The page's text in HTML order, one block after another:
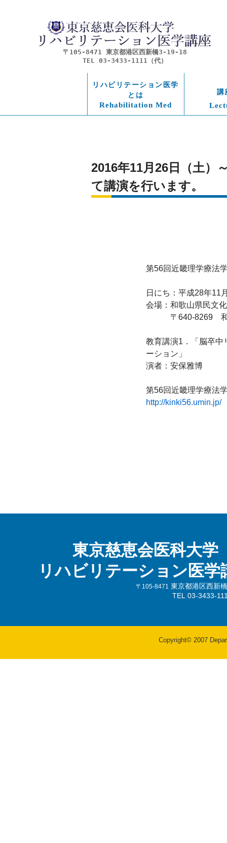
〒105-8471 東京都港区西新橋3-19-18
TEL 03-3433-1111（代）
リハビリテーション医学
とは
Rehabilitation Med
講
2016年11月26日（土）
て講演を行います。
第56回近畿理学療法
日にち：平成28年11
会場：和歌山県民文
〒640-8269　和
教育講演1．「脳卒
ーション」
演者：安保雅博
http://kinki56.umin.jp/
東京慈恵会医科大学
リハビリテーション医学
〒105-8471
東京都港区西新
TEL 03-3433-
Copyright© 2007